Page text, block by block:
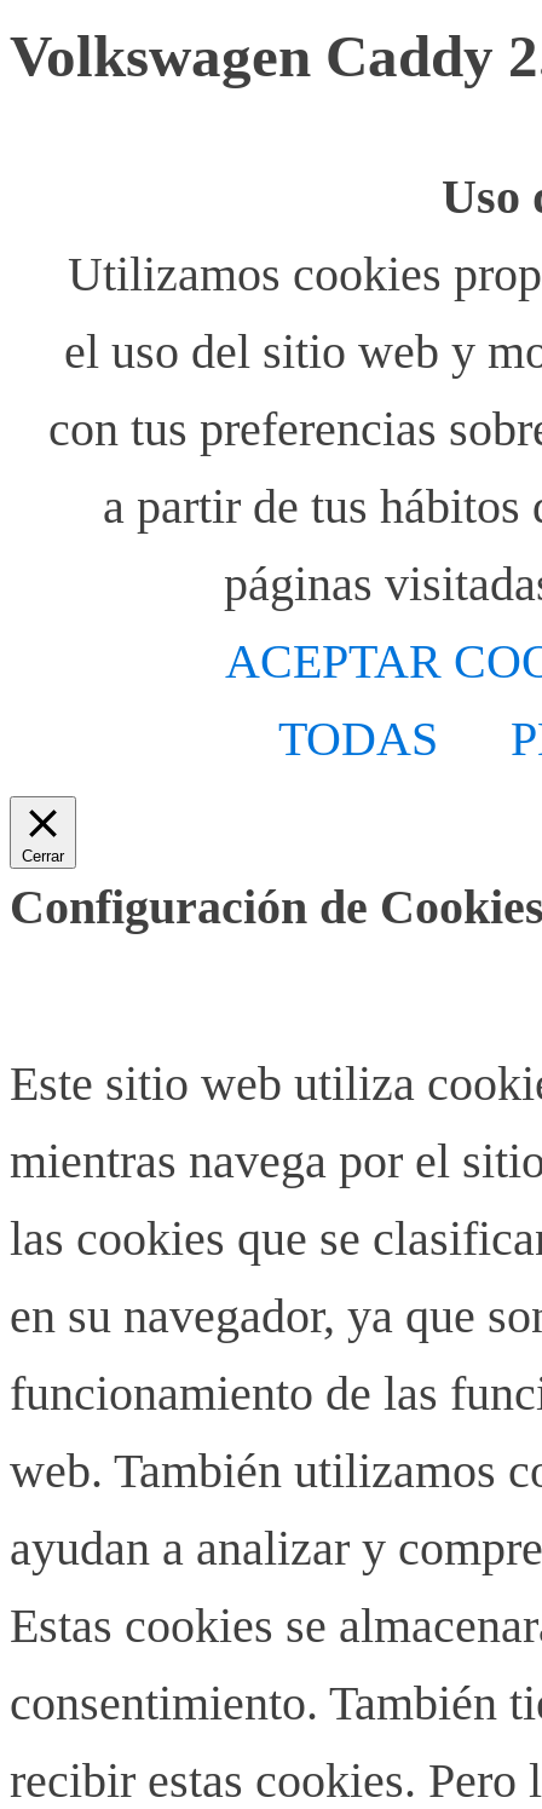
Volkswagen Caddy
Uso
Utilizamos cookies
el uso del sitio web y
con tus preferencias
a partir de tus
páginas
ACEPTAR
TODAS
Cerrar
Configuración de
Este sitio web utiliza
mientras navega por el
las cookies que se
en su navegador, ya que
funcionamiento de las
web. También utilizamos
ayudan a analizar y
Estas cookies se
consentimiento. También
recibir estas cookies.